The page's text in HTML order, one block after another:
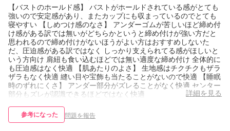
【バストのホールド感】 バストがホールドされている感がとても
強いので安定感があり、またカップにも収まっているのでとても
寝やすい 【しめつけ感のなさ】 アンダーゴムが苦しいほど締め付
け感がある訳では無いがどちらかというと締め付けが強い方だと
思われるので締め付けがないほうがよい方はおすすめしないた
だ、圧迫感がある訳ではなく しっかり支えられてる感がほしいと
いう方向け 肩紐も食い込むほどでは無い適度な締め付け 全体的に
も圧迫感はなく快適 【肌あたりのよさ】 生地感はチクチクもザラ
ザラもなく快適 縫い目や宝飾も当たることがないので快適 【睡眠
時のずれにくさ】 アンダー部分がズレることがなく快適 センター
部分もズレが認識できるほどではなく快適
詳細を見る
参考になった 問題を報告